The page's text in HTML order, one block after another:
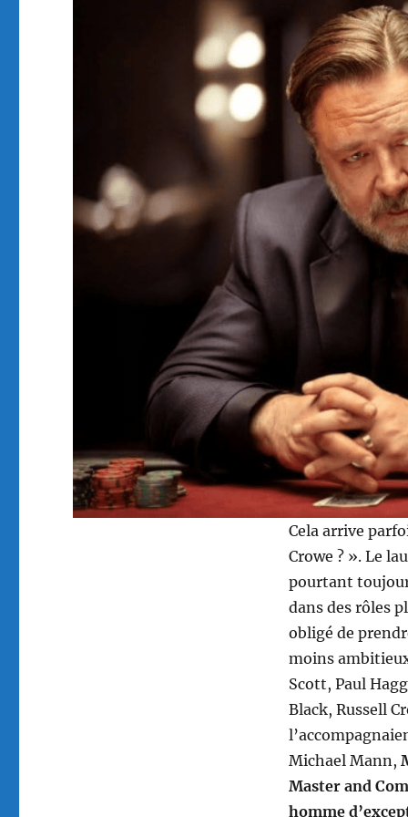
Cela arrive
Crowe ? ». Le
pourtant
dans des rôles
obligé de
moins
Scott, Paul
Black, Russell
Michael Mann,
Master and
homme